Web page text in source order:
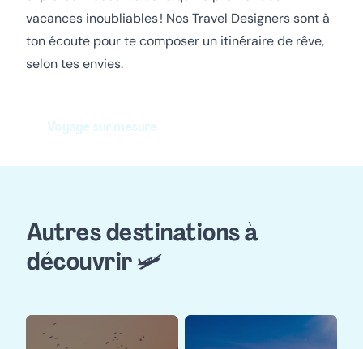
vacances inoubliables ! Nos Travel Designers sont à
ton écoute pour te composer un itinéraire de rêve,
selon tes envies.
Voyage sur mesure
Autres destinations à
découvrir 🛩️